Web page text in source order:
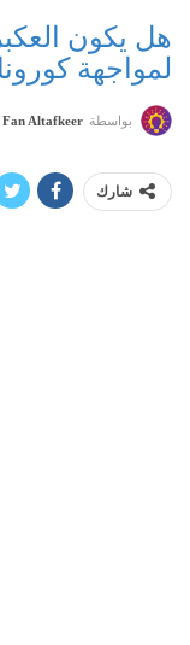
هل يكون
لمواجهة كورونا Corona
بواسطة Fan Altafkeer
شارك